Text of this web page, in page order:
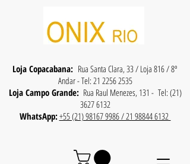
Loja Copacabana: Rua Santa Clara, 33 / Loja 816 / 8º
Andar - Tel: 21 2256 2535
Loja Campo Grande:Rua Raul Menezes, 131 - Tel: (21)
3627 6132
WhatsApp:+55 (21) 98167 9986 / 21 98844 6132